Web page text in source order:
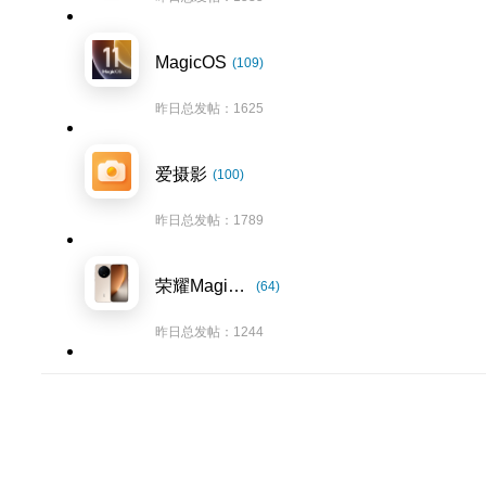
MagicOS (109)
昨日总发帖：1625
爱摄影 (100)
昨日总发帖：1789
荣耀Magic8系列 (64)
昨日总发帖：1244